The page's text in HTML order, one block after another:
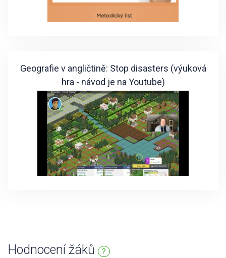
Geografie v angličtině: Stop disasters (výuková
hra - návod je na Youtube)
Hodnocení žáků ?